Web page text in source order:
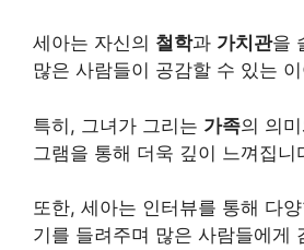
세아는 자신의 철학과 가치관을
많은 사람들이 공감할 수 있는
특히, 그녀가 그리는 가족의 의
그램을 통해 더욱 깊이 느껴집니
또한, 세아는 인터뷰를 통해 다
기를 들려주며 많은 사람들에게